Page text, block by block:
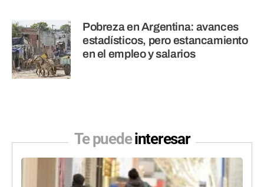
Pobreza en Argentina: avances
estadísticos, pero estancamiento
en el empleo y salarios
Te puedeinteresar